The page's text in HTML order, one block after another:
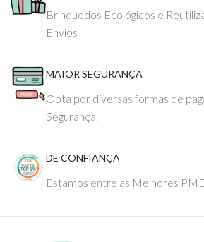
Brinquedos Ecológicos e
Envios
MAIOR SEGURANÇA
Opta por diversas formas de
Segurança.
DE CONFIANÇA
Estamos entre as Melhores